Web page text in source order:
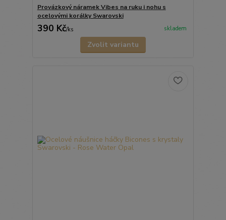
Provázkový náramek Vibes na ruku i nohu s
ocelovými korálky Swarovski
390 Kč/ks skladem
Zvolit variantu